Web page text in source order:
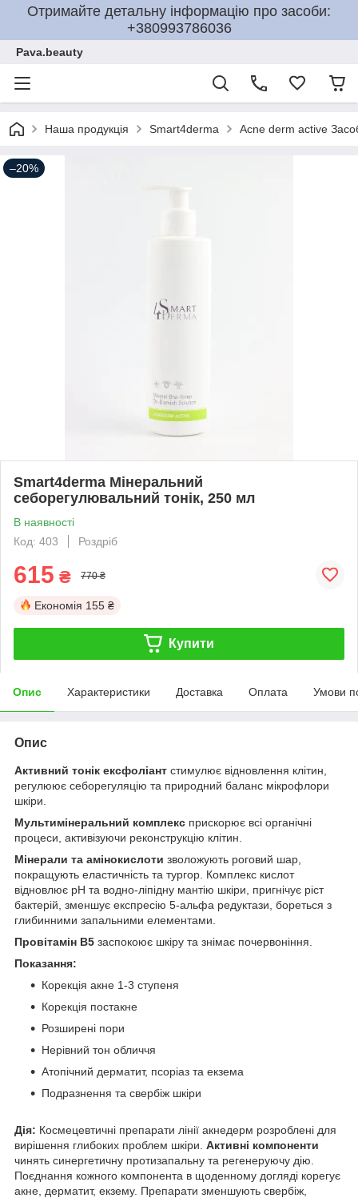
Отримайте детальну інформацію про засоби:
+380993786036
Pava.beauty
Наша продукція Smart4derma Acne derm active
–20%
Smart4derma Мінеральний
себорегулювальний тонік, 250 мл
В наявності
Код: 403
Роздріб
615 ₴ 770 ₴
Економія 155 ₴
Купити
Опис Характеристики Доставка Оплата Умови
Опис
Активний тонік ексфоліант стимулює відновлення клітин,
регулюює себорегуляцію та природний баланс мікрофлори
шкіри.
Мультимінеральний комплекс прискорює всі органічні
процеси, активізуючи реконструкцію клітин.
Мінерали та амінокислоти зволожують роговий шар,
покращують еластичність та тургор. Комплекс кислот
відновлює рН та водно-ліпідну мантію шкіри, пригнічує ріст
бактерій, зменшує експресію 5-альфа редуктази, бореться з
глибинними запальними елементами.
Провітамін В5 заспокоює шкіру та знімає почервоніння.
Показання:
Корекція акне 1-3 ступеня
Корекція постакне
Розширені пори
Нерівний тон обличчя
Атопічний дерматит, псоріаз та екзема
Подразнення та свербіж шкіри
Дія: Космецевтичні препарати лінії акнедерм розроблені для
вирішення глибоких проблем шкіри. Активні компоненти
чинять синергетичну протизапальну та регенеруючу дію.
Поєднання кожного компонента в щоденному догляді корегує
акне, дерматит, екзему. Препарати зменшують свербіж,